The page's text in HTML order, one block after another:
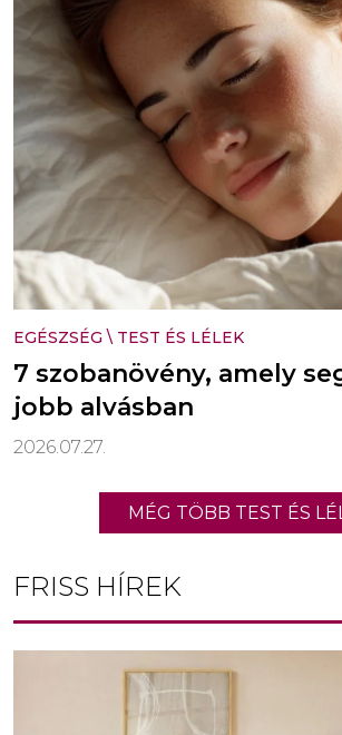
EGÉSZSÉG \ TEST ÉS LÉLEK
7 szobanövény, amely
jobb alvásban
2026.07.27.
MÉG TÖBB TEST ÉS
FRISS HÍREK